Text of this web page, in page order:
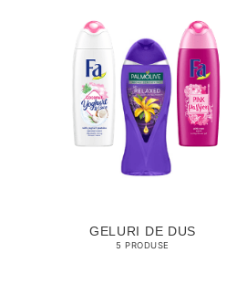
GELURI DE DUS
5 PRODUSE